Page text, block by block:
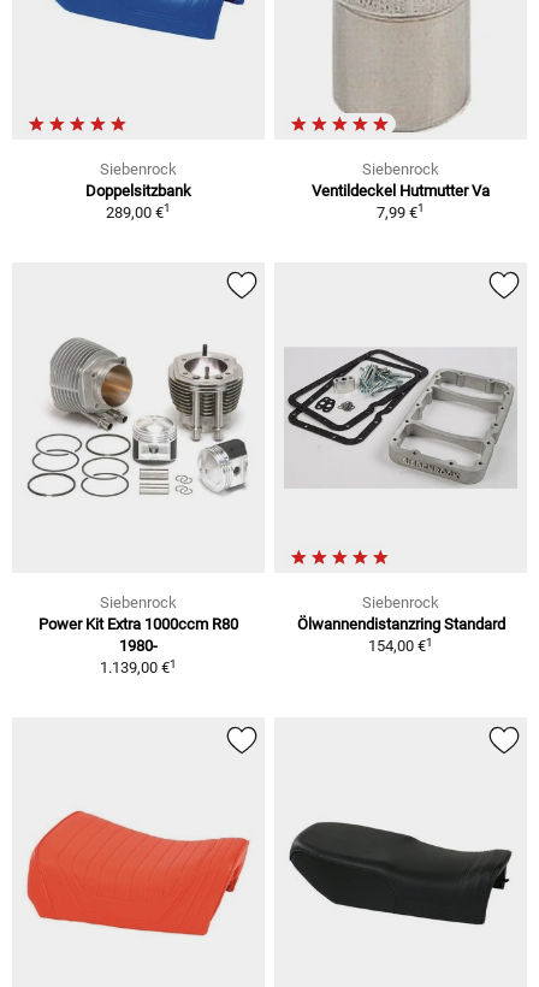
Siebenrock
Doppelsitzbank
289,00 €1
Siebenrock
Ventildeckel Hutmutter Va
7,99 €1
Siebenrock
Power Kit Extra 1000ccm R80
1980-
1.139,00 €1
Siebenrock
Ölwannendistanzring Standard
154,00 €1